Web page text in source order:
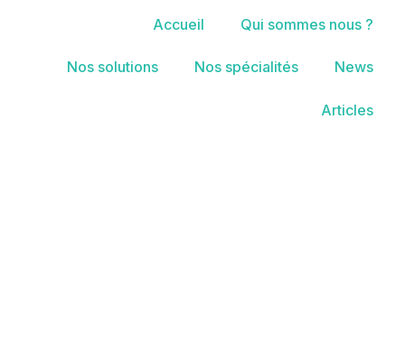
Accueil Qui sommes nous ?
Nos solutions Nos spécialités News
Articles